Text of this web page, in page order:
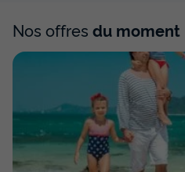
Nos offres du moment